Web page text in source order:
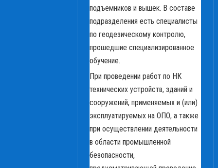
подъемников и вышек. В составе
подразделения есть специалисты
по геодезическому контролю,
прошедшие специализированное
обучение.
При проведении работ по НК
технических устройств, зданий и
сооружений, применяемых и (или)
эксплуатируемых на ОПО, а также
при осуществлении деятельности
в области промышленной
безопасности,